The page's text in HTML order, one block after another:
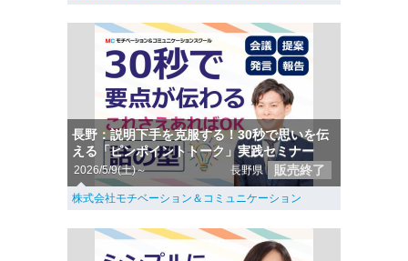
長野：説明下手を克服する！30秒で思いを伝
える「ピンポイントトーク」実践セミナー
2026/5/9(土)～ 長野県 販売終了
株式会社モチベーション＆コミュニケーション